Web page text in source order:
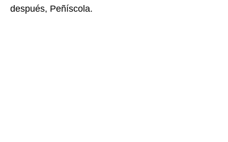
después, Peñíscola.